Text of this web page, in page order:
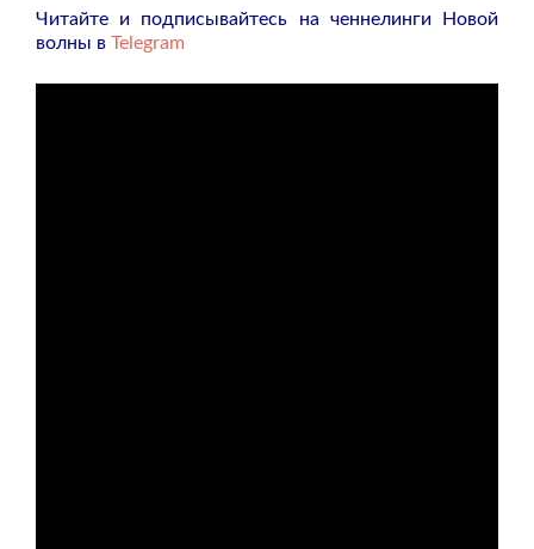
Читайте и подписывайтесь на ченнелинги Новой
волны в Telegram